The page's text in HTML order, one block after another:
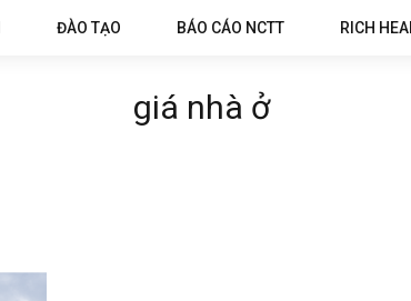
ĐÀO TẠO BÁO CÁO NCTT RICH
giá nhà ở